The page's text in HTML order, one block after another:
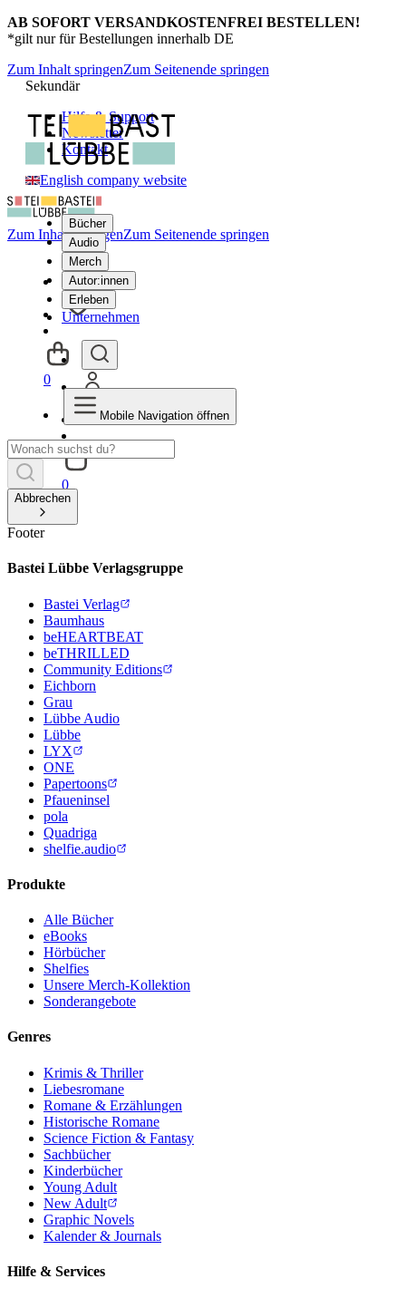
AB SOFORT VERSANDKOSTENFREI BESTELLEN!
*gilt nur für Bestellungen innerhalb DE
Zum Inhalt springenZum Seitenende springen
Sekundär
Hilfe & Support
Newsletter
Kontakt
English company website
Bücher
Audio
Merch
Autor:innen
Erleben
Unternehmen
0
Zum Inhalt springenZum Seitenende springen
0
Mobile Navigation öffnen
Abbrechen
Footer
Bastei Lübbe Verlagsgruppe
Bastei Verlag
Baumhaus
beHEARTBEAT
beTHRILLED
Community Editions
Eichborn
Grau
Lübbe Audio
Lübbe
LYX
ONE
Papertoons
Pfaueninsel
pola
Quadriga
shelfie.audio
Produkte
Alle Bücher
eBooks
Hörbücher
Shelfies
Unsere Merch-Kollektion
Sonderangebote
Genres
Krimis & Thriller
Liebesromane
Romane & Erzählungen
Historische Romane
Science Fiction & Fantasy
Sachbücher
Kinderbücher
Young Adult
New Adult
Graphic Novels
Kalender & Journals
Hilfe & Services